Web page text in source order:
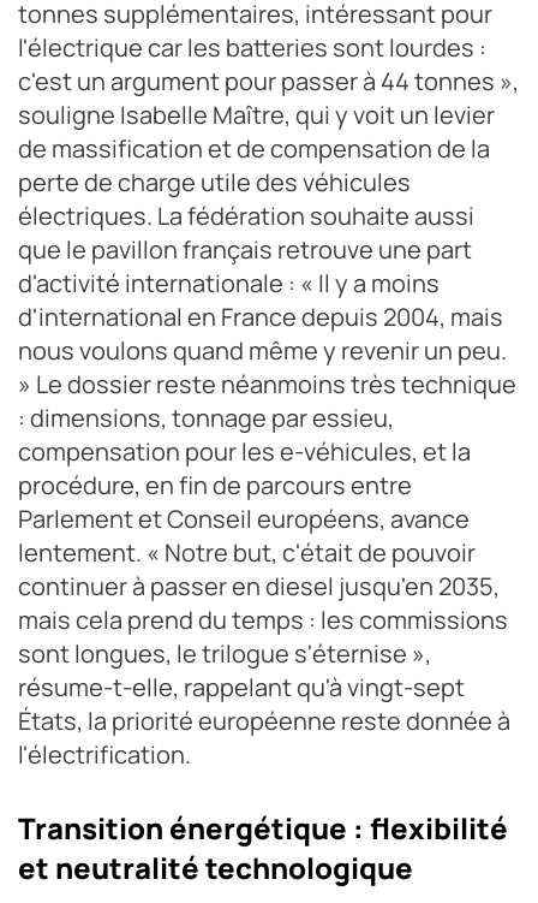
tonnes supplémentaires, intéressant pour
l'électrique car les batteries sont lourdes :
c'est un argument pour passer à 44 tonnes »,
souligne Isabelle Maître, qui y voit un levier
de massification et de compensation de la
perte de charge utile des véhicules
électriques. La fédération souhaite aussi
que le pavillon français retrouve une part
d'activité internationale : « Il y a moins
d'international en France depuis 2004, mais
nous voulons quand même y revenir un peu.
» Le dossier reste néanmoins très technique
: dimensions, tonnage par essieu,
compensation pour les e-véhicules, et la
procédure, en fin de parcours entre
Parlement et Conseil européens, avance
lentement. « Notre but, c'était de pouvoir
continuer à passer en diesel jusqu'en 2035,
mais cela prend du temps : les commissions
sont longues, le trilogue s'éternise »,
résume-t-elle, rappelant qu'à vingt-sept
États, la priorité européenne reste donnée à
l'électrification.
Transition énergétique : flexibilité
et neutralité technologique